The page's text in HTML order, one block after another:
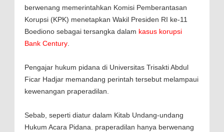
berwenang memerintahkan Komisi Pemberantasan
Korupsi (KPK) menetapkan Wakil Presiden RI ke-11
Boediono sebagai tersangka dalam kasus korupsi
Bank Century
Pengajar hukum pidana di Universitas Trisakti Abdul
Ficar Hadjar memandang perintah tersebut melampaui
kewenangan praperadilan.
Sebab, seperti diatur dalam Kitab Undang-undang
Hukum Acara Pidana. praperadilan hanya berwenang